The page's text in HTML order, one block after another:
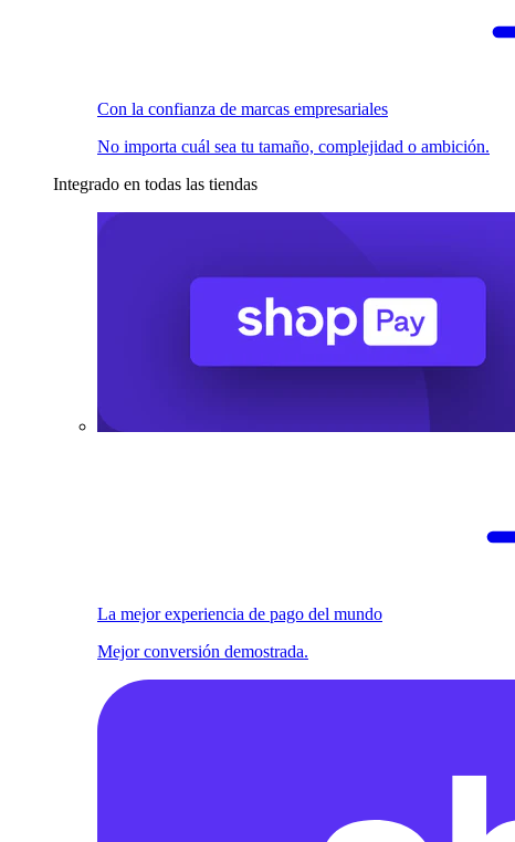
Con la confianza de marcas empresariales
No importa cuál sea tu tamaño, complejidad o ambición.
Integrado en todas las tiendas
La mejor experiencia de pago del mundo
Mejor conversión demostrada.